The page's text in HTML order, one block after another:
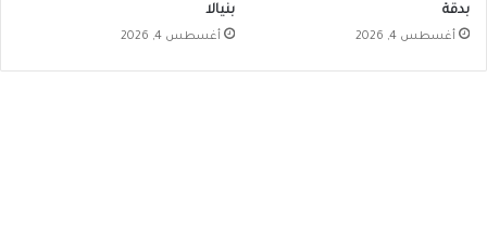
بدقة
أغسطس 4, 2026
بنيالا
أغسطس 4, 2026